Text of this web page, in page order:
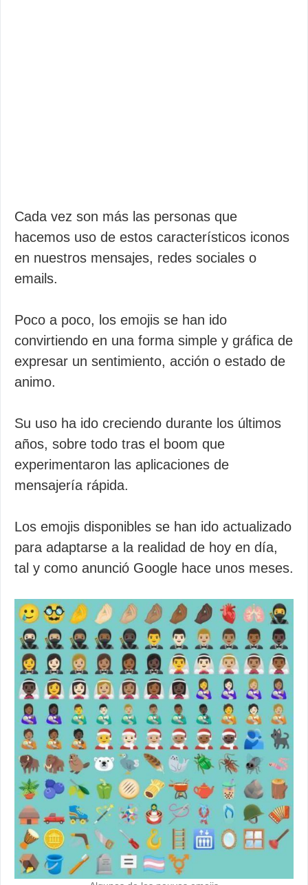
Cada vez son más las personas que
hacemos uso de estos característicos iconos
en nuestros mensajes, redes sociales o
emails.
Poco a poco, los emojis se han ido
convirtiendo en una forma simple y gráfica de
expresar un sentimiento, acción o estado de
animo.
Su uso ha ido creciendo durante los últimos
años, sobre todo tras el boom que
experimentaron las aplicaciones de
mensajería rápida.
Los emojis disponibles se han ido actualizado
para adaptarse a la realidad de hoy en día,
tal y como anunció Google hace unos meses.